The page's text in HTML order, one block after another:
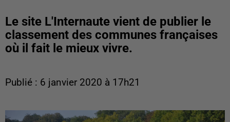
Le site L'Internaute vient de publier le
classement des communes françaises
où il fait le mieux vivre.
Publié : 6 janvier 2020 à 17h21